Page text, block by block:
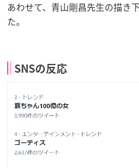
あわせて、青山剛昌先生の描き
た。
SNSの反応